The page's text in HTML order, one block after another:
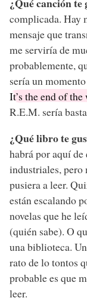
complicada. Hay
mensaje que
me serviría de
probablemente,
sería un
It’s the end of
R.E.M. sería
¿Qué libro te
habrá por aquí de
industriales, pero
pusiera a leer.
están escalando
novelas que he
(quién sabe). O
una biblioteca.
rato de lo tontos
probable es que
leer.